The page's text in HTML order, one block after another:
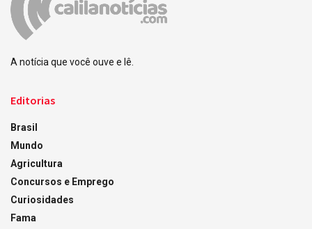
A notícia que você ouve e lê.
Editorias
Brasil
Mundo
Agricultura
Concursos e Emprego
Curiosidades
Fama